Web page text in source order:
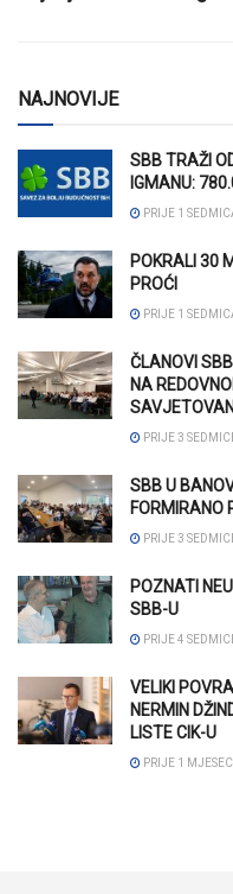
NAJNOVIJE
SBB TRAŽI
IGMANU:
PRIJE 1
POKRALI 30
PROĆI
PRIJE 1
ČLANOVI
NA
PRIJE 3
SBB U
FORMIRANO
PRIJE 3
POZNATI
SBB-U
PRIJE 4
VELIKI
NERMIN
LISTE CIK-U
PRIJE 1 MJESEC